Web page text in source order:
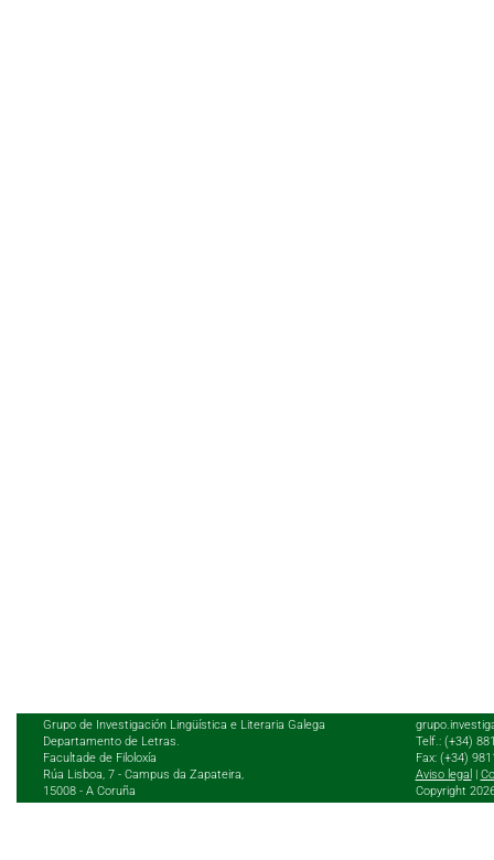
Grupo de Investigación Lingüística e Literaria Galega
Departamento de Letras.
Facultade de Filoloxía
Rúa Lisboa, 7 - Campus da Zapateira,
15008 - A Coruña
Telf.: (+34)
Fax: (+34)
Aviso legal
Copyright